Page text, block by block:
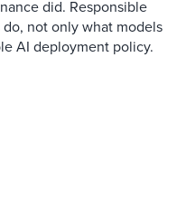
did. Responsible
not only what models
AI deployment policy.